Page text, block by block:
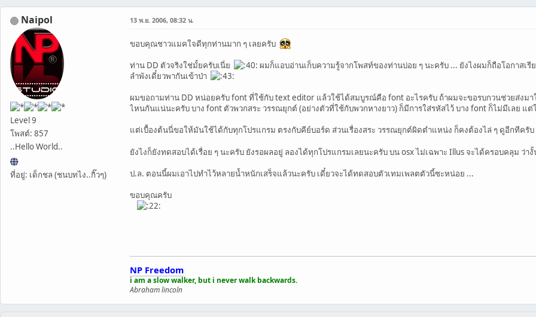
Naipol
Level 9
โพสต์: 857
..Hello World..
ที่อยู่: เด็กชล (ชนบทไง..กิ๊วๆ)
13 พ.ย. 2006, 08:32 น.
ขอบคุณชาวแมคใจดีทุกท่านมาก ๆ เลยครับ
ท่าน DD ตัวจริงใช่มั้ยครับเนี่ย
ผมก็แอบอ่านเก็บความรู้จากโพสท์ของท่านบ่อย ๆ นะครับ ... ยังไงผมก็ถือโอกาส
ลำพังเดี๋ยวพากันเข้าป่า
ผมขอถามท่าน DD หน่อยครับ font ที่ใช้กับ text editor แล้วใช้ได้สมบูรณ์คือ font อะไรครับ ถ้าผมจะขอรบกวนช่วยส่งม
ไหนกันแน่นะครับ บาง font ตัวพวกสระ วรรณยุกต์ (อย่างตัวที่ใช้กับพวกหางยาว) ก็มีการใส่รหัสไว้ บาง font ก็ไม่มีเลย แต่
แต่เบื้องต้นนี่ขอให้มันใช้ได้กับทุกโปรแกรม ตรงกับคีย์บอร์ด ส่วนเรื่องสระ วรรณยุกต์ผิดตำแหน่ง ก็คงต้องไล่ ๆ ดูอีกทีครับ
ยังไงก็ยังทดสอบได้เรื่อย ๆ นะครับ ยังรอผลอยู่ ลองได้ทุกโปรแกรมเลยนะครับ บน osx ไม่เฉพาะ Illus จะได้ครอบคลุม ว่า
ป.ล. ตอนนี้ผมเอาไปทำไว้หลายน้ำหนักเสร็จแล้วนะครับ เดี๋ยวจะได้ทดสอบตัวเทมเพลตตัวนี้ซะหน่อย ...
ขอบคุณครับ
NP Freedom
i am a slow walker, but i never walk backwards.
Abraham lincoln